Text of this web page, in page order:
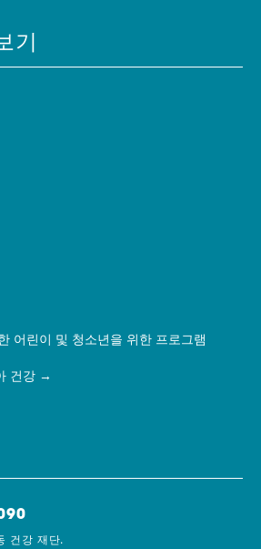
기
어린이 및 청소년을 위한 프로그램
건강
건강 재단.